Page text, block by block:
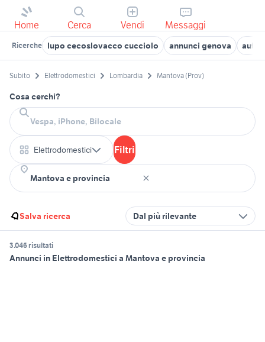
Home Cerca Vendi Messaggi
Ricerche lupo cecoslovacco cucciolo annunci genova
Subito Elettrodomestici Lombardia Mantova (Prov)
Cosa cerchi?
Elettrodomestici Filtri
Salva ricerca Dal più rilevante
3.046 risultati
Annunci in Elettrodomestici a Mantova e provincia